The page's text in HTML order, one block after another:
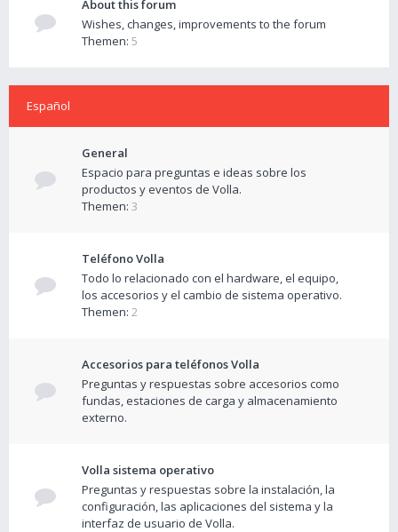
About this forum
Wishes, changes, improvements to the forum
Themen: 5
Español
General
Espacio para preguntas e ideas sobre los
productos y eventos de Volla.
Themen: 3
Teléfono Volla
Todo lo relacionado con el hardware, el equipo,
los accesorios y el cambio de sistema operativo.
Themen: 2
Accesorios para teléfonos Volla
Preguntas y respuestas sobre accesorios como
fundas, estaciones de carga y almacenamiento
externo.
Volla sistema operativo
Preguntas y respuestas sobre la instalación, la
configuración, las aplicaciones del sistema y la
interfaz de usuario de Volla.